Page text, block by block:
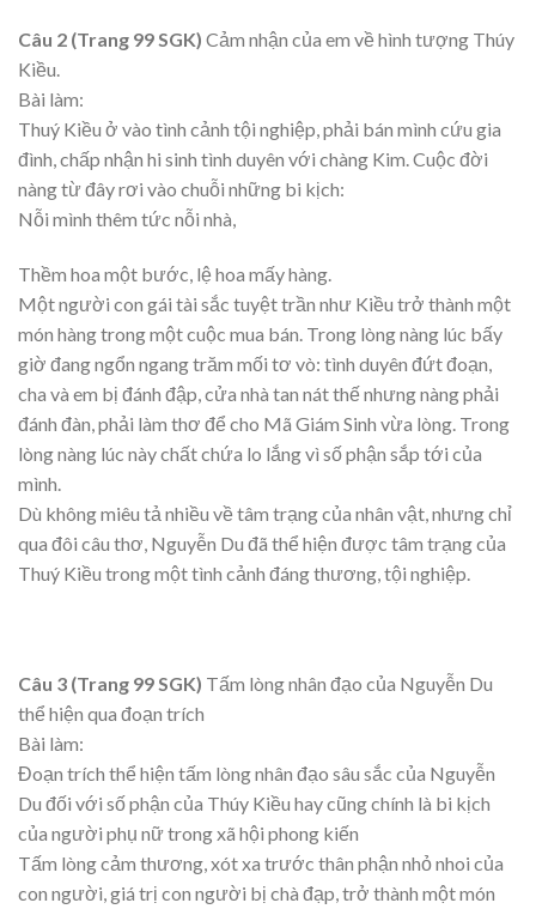
Câu 2 (Trang 99 SGK) Cảm nhận của em về hình tượng Thúy
Kiều.
Bài làm:
Thuý Kiều ở vào tình cảnh tội nghiệp, phải bán mình cứu gia
đình, chấp nhận hi sinh tình duyên với chàng Kim. Cuộc đời
nàng từ đây rơi vào chuỗi những bi kịch:
Nỗi mình thêm tức nỗi nhà,
Thềm hoa một bước, lệ hoa mấy hàng.
Một người con gái tài sắc tuyệt trần như Kiều trở thành một
món hàng trong một cuộc mua bán. Trong lòng nàng lúc bấy
giờ đang ngổn ngang trăm mối tơ vò: tình duyên đứt đoạn,
cha và em bị đánh đập, cửa nhà tan nát thế nhưng nàng phải
đánh đàn, phải làm thơ để cho Mã Giám Sinh vừa lòng. Trong
lòng nàng lúc này chất chứa lo lắng vì số phận sắp tới của
mình.
Dù không miêu tả nhiều về tâm trạng của nhân vật, nhưng chỉ
qua đôi câu thơ, Nguyễn Du đã thể hiện được tâm trạng của
Thuý Kiều trong một tình cảnh đáng thương, tội nghiệp.
Câu 3 (Trang 99 SGK) Tấm lòng nhân đạo của Nguyễn Du
thể hiện qua đoạn trích
Bài làm:
Đoạn trích thể hiện tấm lòng nhân đạo sâu sắc của Nguyễn
Du đối với số phận của Thúy Kiều hay cũng chính là bi kịch
của người phụ nữ trong xã hội phong kiến
Tấm lòng cảm thương, xót xa trước thân phận nhỏ nhoi của
con người, giá trị con người bị chà đạp, trở thành một món